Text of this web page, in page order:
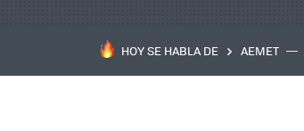
HOY SE HABLA DE AEMET